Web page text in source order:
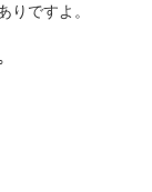
りですよ。